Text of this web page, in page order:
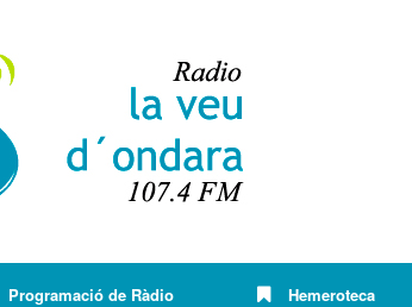
Programació de Ràdio Hemeroteca